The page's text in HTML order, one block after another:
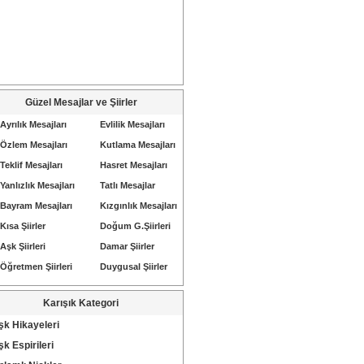
Güzel Mesajlar ve Şiirler
Ayrılık Mesajları
Özlem Mesajları
Teklif Mesajları
Yanlızlık Mesajları
Bayram Mesajları
Kısa Şiirler
Aşk Şiirleri
Öğretmen Şiirleri
Evlilik Mesajları
Kutlama Mesajları
Hasret Mesajları
Tatlı Mesajlar
Kızgınlık Mesajları
Doğum G.Şiirleri
Damar Şiirler
Duygusal Şiirler
Karışık Kategori
Hikayeleri
Espirileri